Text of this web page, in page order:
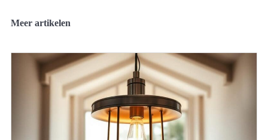
Meer artikelen